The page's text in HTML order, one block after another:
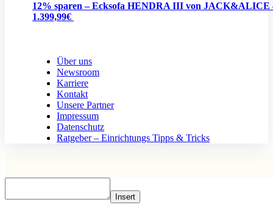
12% sparen – Ecksofa HENDRA III von JACK&ALICE
1.399,99€
Über uns
Newsroom
Karriere
Kontakt
Unsere Partner
Impressum
Datenschutz
Ratgeber – Einrichtungs Tipps & Tricks
Insert